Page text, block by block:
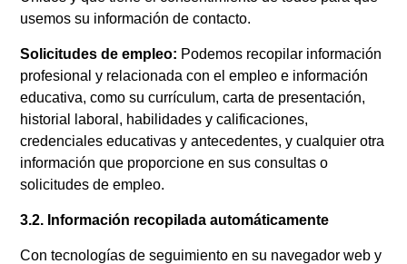
usemos su información de contacto.
Solicitudes de empleo: Podemos recopilar información
profesional y relacionada con el empleo e información
educativa, como su currículum, carta de presentación,
historial laboral, habilidades y calificaciones,
credenciales educativas y antecedentes, y cualquier otra
información que proporcione en sus consultas o
solicitudes de empleo.
3.2. Información recopilada automáticamente
Con tecnologías de seguimiento en su navegador web y